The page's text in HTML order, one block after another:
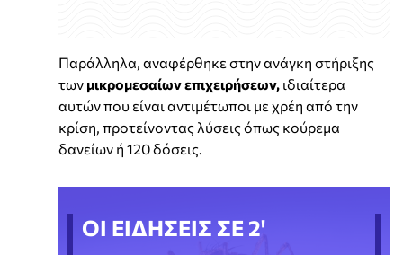
Παράλληλα, αναφέρθηκε στην ανάγκη στήριξης
των μικρομεσαίων επιχειρήσεων, ιδιαίτερα
αυτών που είναι αντιμέτωποι με χρέη από την
κρίση, προτείνοντας λύσεις όπως κούρεμα
δανείων ή 120 δόσεις.
ΟΙ ΕΙΔΗΣΕΙΣ ΣΕ 2'